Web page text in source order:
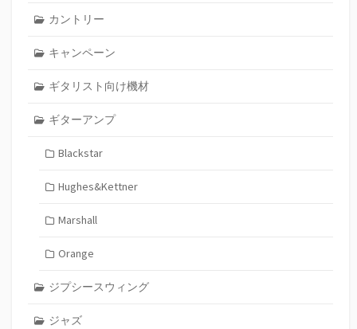
カントリー
キャンペーン
ギタリスト向け機材
ギターアンプ
Blackstar
Hughes&Kettner
Marshall
Orange
ジプシースウィング
ジャズ